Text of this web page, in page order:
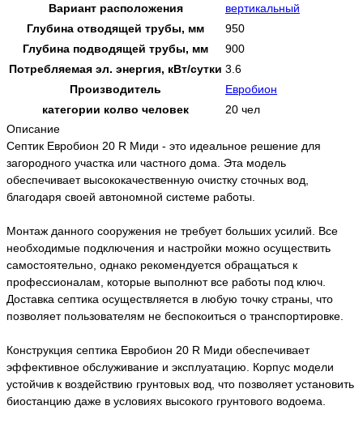
Вариант расположения
вертикальный
Глубина отводящей трубы, мм
950
Глубина подводящей трубы, мм
900
Потребляемая эл. энергия, кВт/сутки 3.6
Производитель
Евробион
категории колво человек
20 чел
Описание
Септик Евробион 20 R Миди - это идеальное решение для
загородного участка или частного дома. Эта модель
обеспечивает высококачественную очистку сточных вод,
благодаря своей автономной системе работы.
Монтаж данного сооружения не требует больших усилий. Все
необходимые подключения и настройки можно осуществить
самостоятельно, однако рекомендуется обращаться к
профессионалам, которые выполнют все работы под ключ.
Доставка септика осуществляется в любую точку страны, что
позволяет пользователям не беспокоиться о транспортировке.
Конструкция септика Евробион 20 R Миди обеспечивает
эффективное обслуживание и эксплуатацию. Корпус модели
устойчив к воздействию грунтовых вод, что позволяет установить
биостанцию даже в условиях высокого грунтового водоема.